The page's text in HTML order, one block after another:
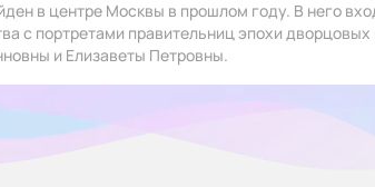
в центре Москвы в прошлом году. В него
с портретами правительниц эпохи
и Елизаветы Петровны.